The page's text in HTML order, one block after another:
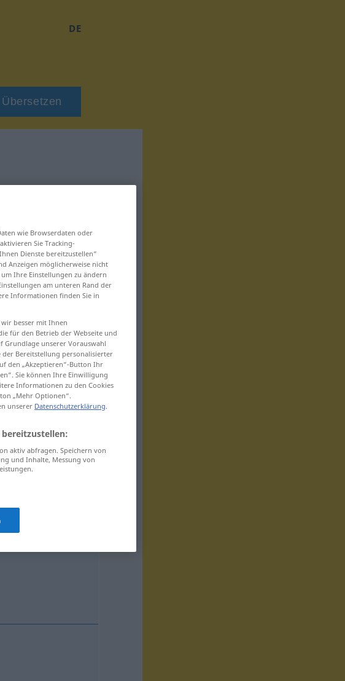
DE
Übersetzen
wie Browserdaten oder
Sie Tracking-
Dienste bereitzustellen“
Anzeigen möglicherweise nicht
Ihre Einstellungen zu ändern
am unteren Rand der
Informationen finden Sie in
besser mit Ihnen
für den Betrieb der Webseite und
Grundlage unserer Vorauswahl
der Bereitstellung personalisierter
den „Akzeptieren“-Button Ihr
Sie können Ihre Einwilligung
Informationen zu den Cookies
„Mehr Optionen“.
unserer Datenschutzerklärung.
aktiv abfragen. Speichern von
und Inhalte, Messung von